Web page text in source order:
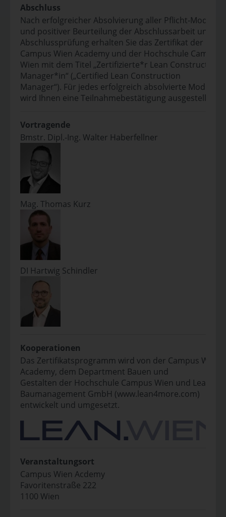
Abschluss
Nach erfolgreicher Absolvierung aller Pflicht-Module
und positiver Beurteilung der Abschlussarbeit und
Abschlussprüfung erhalten Sie das Zertifikat der
Campus Wien Academy und der Hochschule Campus
Wien mit dem Titel „Zertifizierte*r Lean Construction
Manager*in“ („Certified Lean Construction
Manager“). Für jedes erfolgreich absolvierte Modul
wird Ihnen eine Teilnahmebestätigung ausgestellt.
Vortragende
Bmstr. Dipl.-Ing. Walter Haberfellner
Mag. Thomas Kurz
DI Hartwig Schindler
Kooperationen
Das Zertifikatsprogramm wird von der Campus Wien
Academy, dem Department Bauen und
Gestalten der Hochschule Campus Wien und Lean
Baumanagement GmbH (www.lean4more.com)
entwickelt und umgesetzt.
Veranstaltungsort
Campus Wien Acdemy
Favoritenstraße 222
1100 Wien